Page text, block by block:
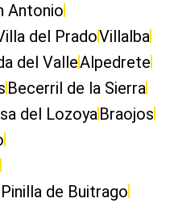
Antonio
del PradoVillalba
del ValleAlpedrete
Becerril de la Sierra
del LozoyaBraojos
de Buitrago